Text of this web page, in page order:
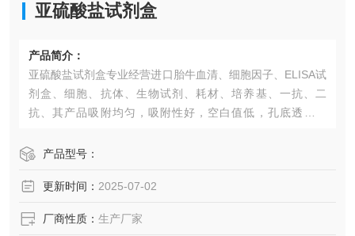
亚硫酸盐试剂盒​
产品简介：
亚硫酸盐试剂盒​专业经营进口胎牛血清、细胞因子、ELISA试
剂盒、细胞、抗体、生物试剂、耗材、培养基、一抗、二
抗、其产品吸附均匀，吸附性好，空白值低，孔底透明度
纯化技术，保证产品均能现货供应和产品质量的稳定性。
产品型号：
更新时间： 2025-07-02
厂商性质： 生产厂家